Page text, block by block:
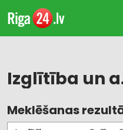
Visas nozares
Meklēšanas